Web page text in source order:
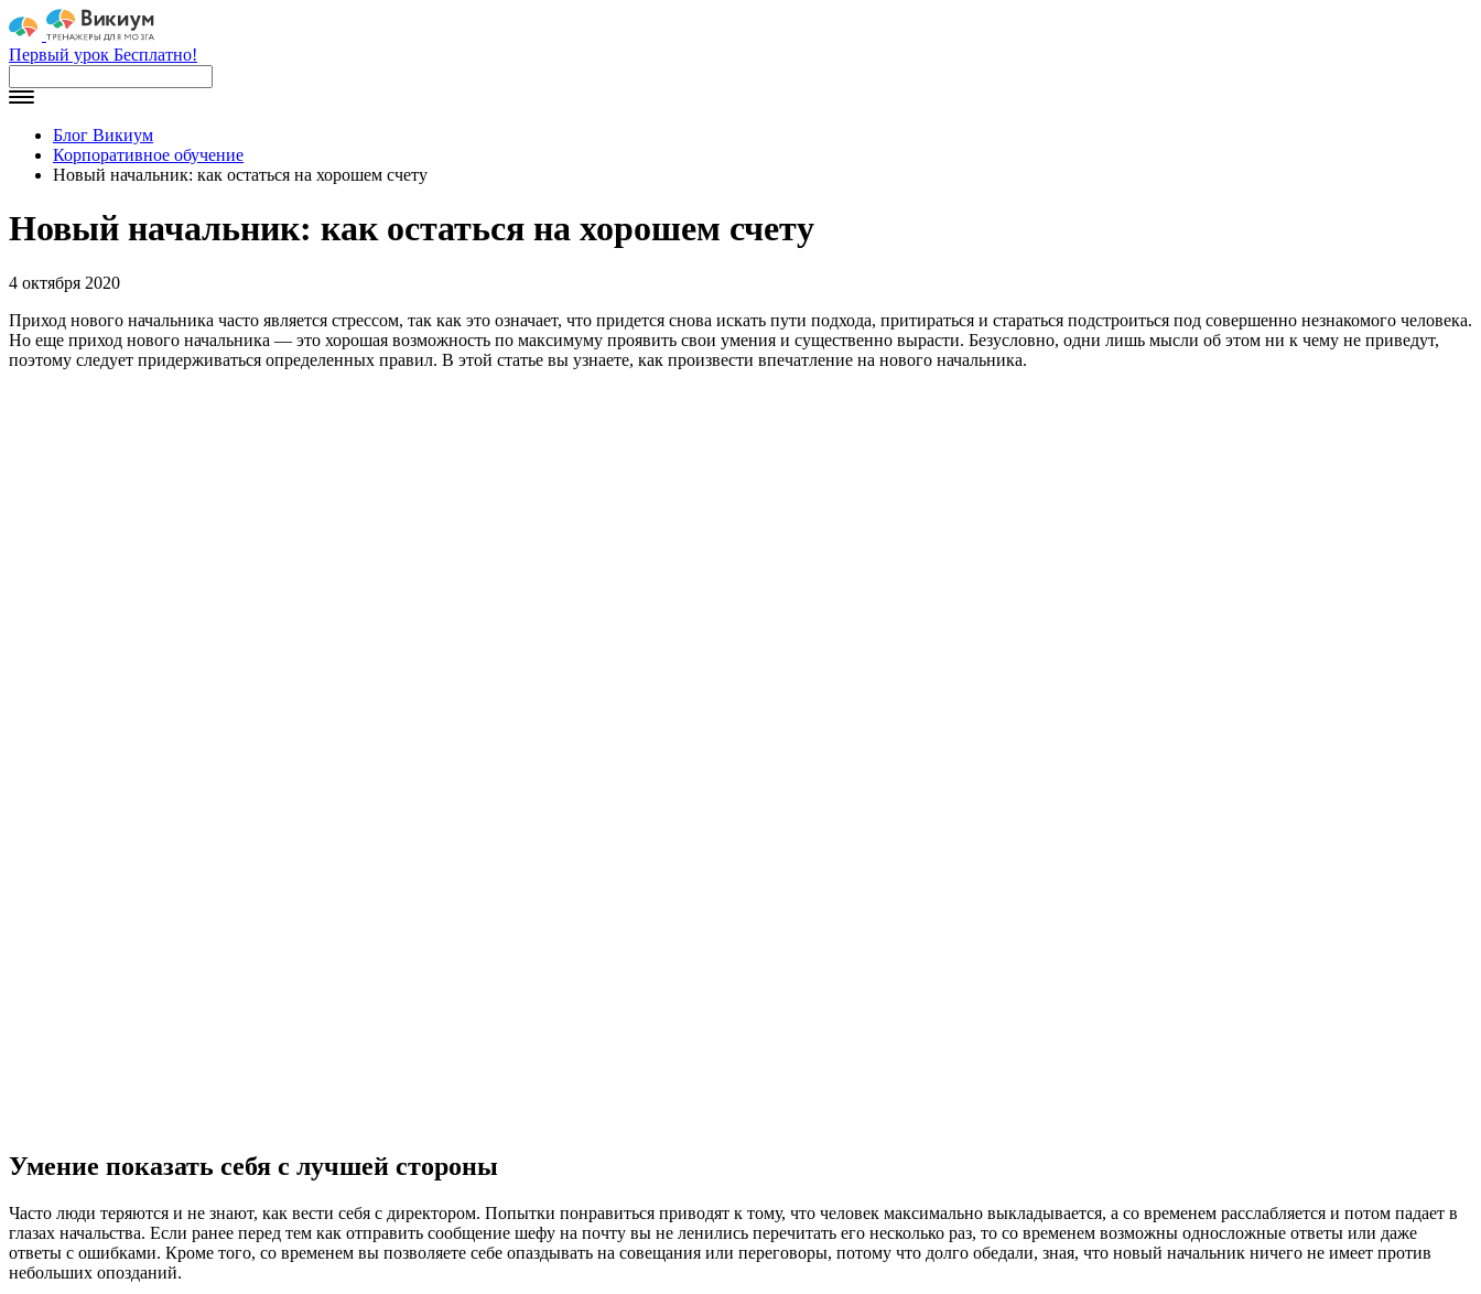
Первый урок Бесплатно!
Блог Викиум
Корпоративное обучение
Новый начальник: как остаться на хорошем счету
Новый начальник: как остаться на хорошем счету
4 октября 2020
Приход нового начальника часто является стрессом, так как это означает, что придется снова искать пути подхода, притираться и стараться подстроиться под совершенно незнакомого человека.
Но еще приход нового начальника — это хорошая возможность по максимуму проявить свои умения и существенно вырасти. Безусловно, одни лишь мысли об этом ни к чему не приведут,
поэтому следует придерживаться определенных правил. В этой статье вы узнаете, как произвести впечатление на нового начальника.
Умение показать себя с лучшей стороны
Часто люди теряются и не знают, как вести себя с директором. Попытки понравиться приводят к тому, что человек максимально выкладывается, а со временем расслабляется и потом падает в
глазах начальства. Если ранее перед тем как отправить сообщение шефу на почту вы не ленились перечитать его несколько раз, то со временем возможны односложные ответы или даже
ответы с ошибками. Кроме того, со временем вы позволяете себе опаздывать на совещания или переговоры, потому что долго обедали, зная, что новый начальник ничего не имеет против
небольших опозданий.